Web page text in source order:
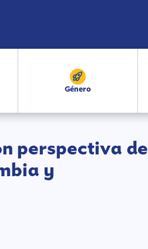
Género
perspectiva de
y